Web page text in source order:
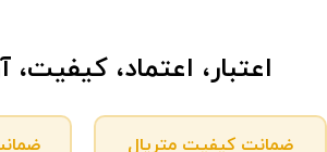
اعتبار، اعتماد،
ضمانت کیفیت متریال